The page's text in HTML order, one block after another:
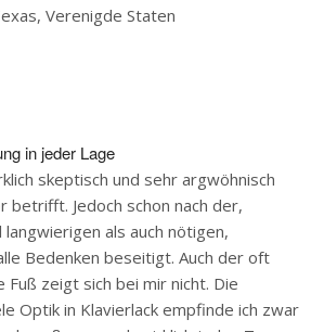
Verenigde Staten
in jeder Lage
skeptisch und sehr argwöhnisch
betrifft. Jedoch schon nach der,
als auch nötigen,
Bedenken beseitigt. Auch der oft
zeigt sich bei mir nicht. Die
Optik in Klavierlack empfinde ich zwar